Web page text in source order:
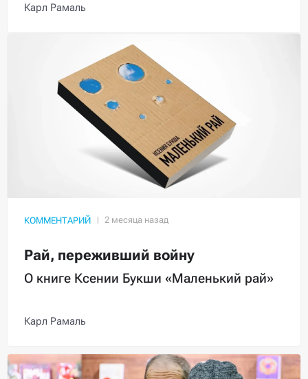
Карл Рамаль
КОММЕНТАРИЙ
Рай, переживший войну
О книге Ксении Букши «Маленький рай»
Карл Рамаль